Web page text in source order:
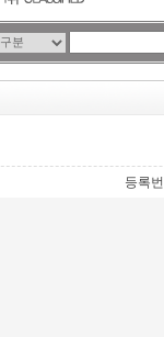
등록